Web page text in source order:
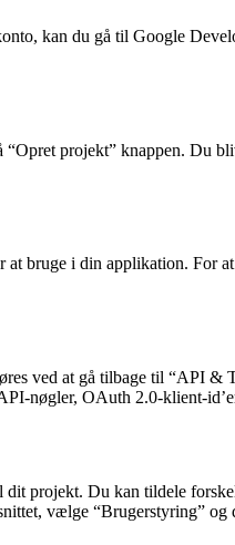
kan du gå til Google
projekt” knappen. Du
bruge i din applikation. For
ved at gå tilbage til “API
nøgler, OAuth 2.0-klient-
projekt. Du kan tildele
vælge “Brugerstyring”